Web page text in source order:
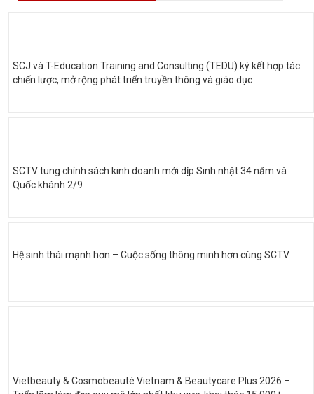
SCJ và T-Education Training and Consulting (TEDU) ký kết hợp tác
chiến lược, mở rộng phát triển truyền thông và giáo dục
SCTV tung chính sách kinh doanh mới dịp Sinh nhật 34 năm và
Quốc khánh 2/9
Hệ sinh thái mạnh hơn – Cuộc sống thông minh hơn cùng SCTV
Vietbeauty & Cosmobeauté Vietnam & Beautycare Plus 2026 –